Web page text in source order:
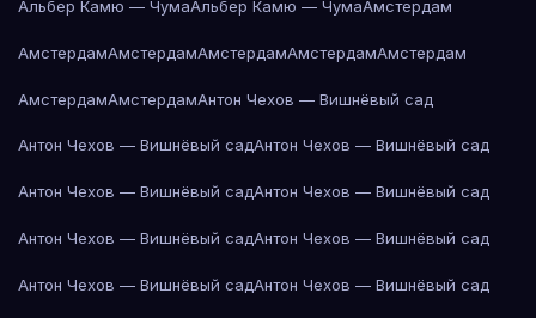
Альбер Камю — ЧумаАльбер Камю — ЧумаАмстердам
АмстердамАмстердамАмстердамАмстердамАмстердам
АмстердамАмстердамАнтон Чехов — Вишнёвый сад
Антон Чехов — Вишнёвый садАнтон Чехов — Вишнёвый сад
Антон Чехов — Вишнёвый садАнтон Чехов — Вишнёвый сад
Антон Чехов — Вишнёвый садАнтон Чехов — Вишнёвый сад
Антон Чехов — Вишнёвый садАнтон Чехов — Вишнёвый сад